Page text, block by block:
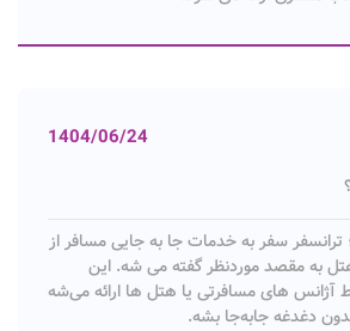
1404/06/24
ترانسفر سفر به خدمات جا به‌ جایی مسافر از
هتل به مقصد موردنظر گفته می‌ شه. این
های مسافرتی یا هتل‌ ها ارائه می‌شه
دغدغه جابه‌جا بشه.